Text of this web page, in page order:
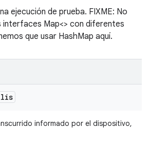
ejecución de prueba. FIXME: No
Map<> con diferentes
que usar HashMap aquí.
informado por el dispositivo,